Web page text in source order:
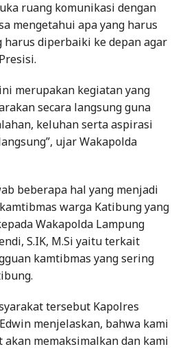
ruang komunikasi dengan
mengetahui apa yang harus
harus diperbaiki ke depan agar
merupakan kegiatan yang
secara langsung guna
keluhan serta aspirasi
ujar Wakapolda
beberapa hal yang menjadi
warga Katibung yang
Wakapolda Lampung
S.IK, M.Si yaitu terkait
kamtibmas yang sering
tersebut Kapolres
menjelaskan, bahwa kami
memaksimalkan dan kami